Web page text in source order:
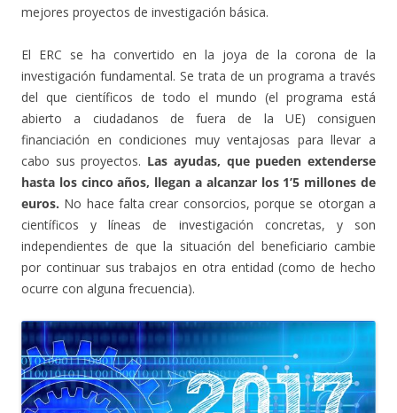
mejores proyectos de investigación básica.
El ERC se ha convertido en la joya de la corona de la
investigación fundamental. Se trata de un programa a través
del que científicos de todo el mundo (el programa está
abierto a ciudadanos de fuera de la UE) consiguen
financiación en condiciones muy ventajosas para llevar a
cabo sus proyectos. Las ayudas, que pueden extenderse
hasta los cinco años, llegan a alcanzar los 1’5 millones de
euros. No hace falta crear consorcios, porque se otorgan a
científicos y líneas de investigación concretas, y son
independientes de que la situación del beneficiario cambie
por continuar sus trabajos en otra entidad (como de hecho
ocurre con alguna frecuencia).